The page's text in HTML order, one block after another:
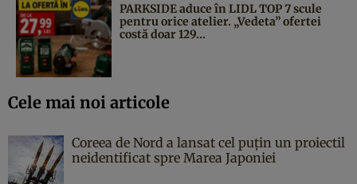
PARKSIDE aduce în LIDL TOP 7 scule
pentru orice atelier. „Vedeta” ofertei
costă doar 129...
Cele mai noi articole
Coreea de Nord a lansat cel puțin un proiectil
neidentificat spre Marea Japoniei